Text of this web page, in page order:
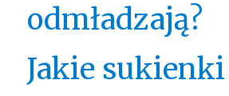
odmładzają?
Jakie sukienki